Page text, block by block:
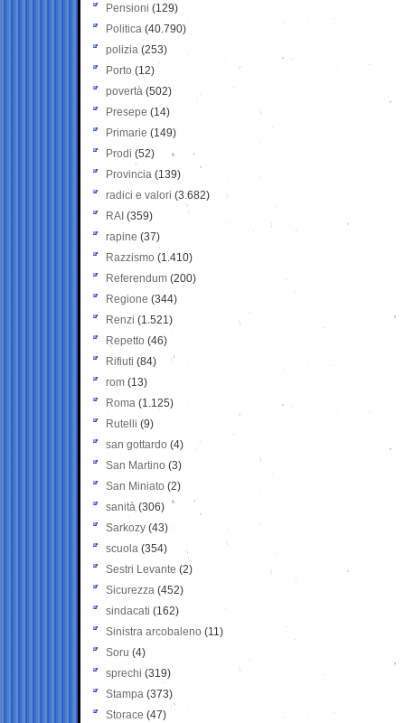
Pensioni (129)
Politica (40.790)
polizia (253)
Porto (12)
povertà (502)
Presepe (14)
Primarie (149)
Prodi (52)
Provincia (139)
radici e valori (3.682)
RAI (359)
rapine (37)
Razzismo (1.410)
Referendum (200)
Regione (344)
Renzi (1.521)
Repetto (46)
Rifiuti (84)
rom (13)
Roma (1.125)
Rutelli (9)
san gottardo (4)
San Martino (3)
San Miniato (2)
sanità (306)
Sarkozy (43)
scuola (354)
Sestri Levante (2)
Sicurezza (452)
sindacati (162)
Sinistra arcobaleno (11)
Soru (4)
sprechi (319)
Stampa (373)
Storace (47)